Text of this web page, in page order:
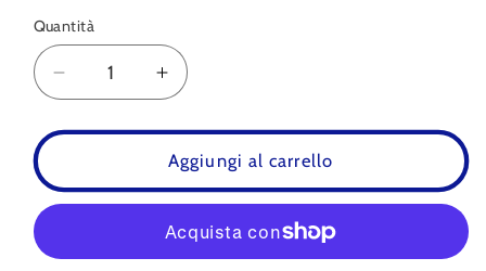
Quantità
Quantità
Diminuisci
quantità
per
Park
Martini
SARDINIA
Aumenta
quantità
per
S-
Park
Martini
Racing
SARDINIA
Aggiungi al carrello